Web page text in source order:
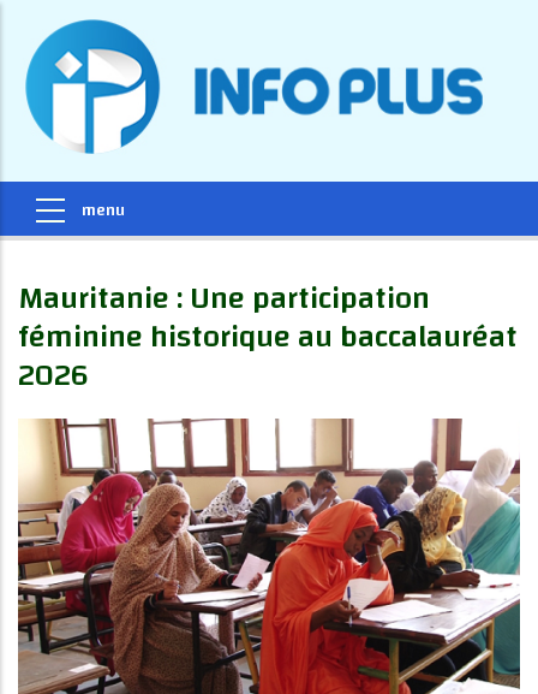
Mauritanie : Une participation
féminine historique au baccalauréat
2026